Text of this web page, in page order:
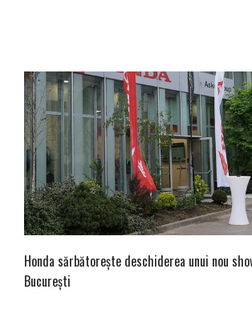
Honda sărbătorește deschiderea unui nou
București